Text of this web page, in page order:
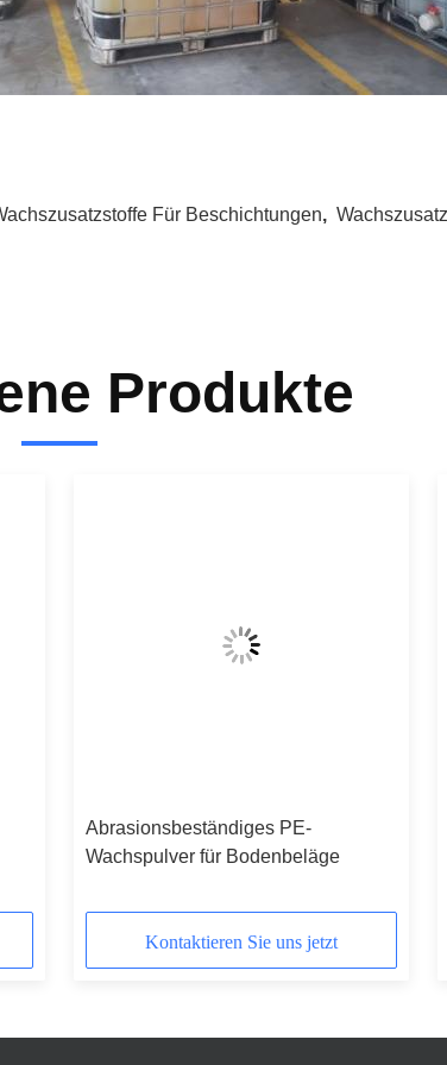
Für Beschichtungen,
Produkte
Abrasionsbeständiges PE-
Wachspulver für Bodenbeläge
Kontaktieren Sie uns jetzt